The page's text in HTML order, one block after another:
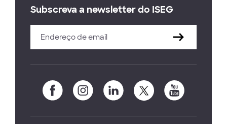
Subscreva a newsletter do ISEG